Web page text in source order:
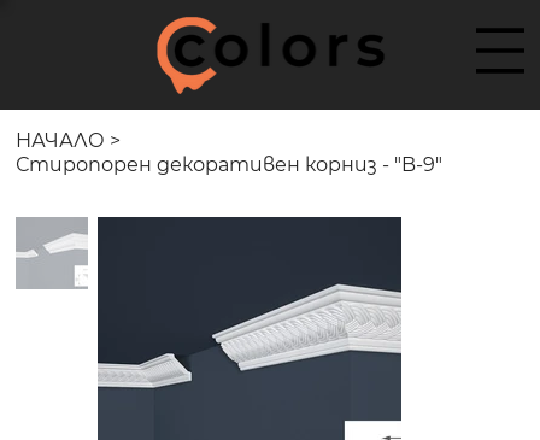
НАЧАЛО >
Стиропорен декоративен корниз - "B-9"